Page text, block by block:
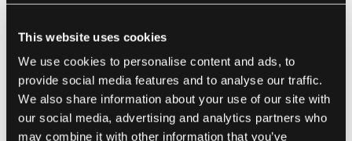
This website uses cookies
We use cookies to personalise content and ads, to
provide social media features and to analyse our traffic.
We also share information about your use of our site with
our social media, advertising and analytics partners who
may combine it with other information that you’ve
Med en digital lommebok kan brukere enkelt
betalingsinformasjonen sin hver gang.
I tillegg kommer digitale lommebøker ofte med